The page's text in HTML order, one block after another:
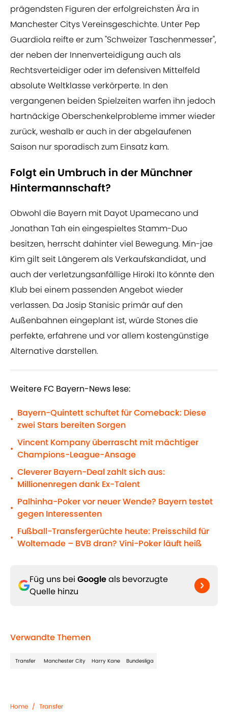
prägendsten Figuren der erfolgreichsten Ära in
Manchester Citys Vereinsgeschichte. Unter Pep
Guardiola reifte er zum "Schweizer Taschenmesser",
der neben der Innenverteidigung auch als
Rechtsverteidiger oder im defensiven Mittelfeld
absolute Weltklasse verkörperte. In den
vergangenen beiden Spielzeiten warfen ihn jedoch
hartnäckige Oberschenkelprobleme immer wieder
zurück, weshalb er auch in der abgelaufenen
Saison nur sporadisch zum Einsatz kam.
Folgt ein Umbruch in der Münchner
Hintermannschaft?
Obwohl die Bayern mit Dayot Upamecano und
Jonathan Tah ein eingespieltes Stamm-Duo
besitzen, herrscht dahinter viel Bewegung. Min-jae
Kim gilt seit Längerem als Verkaufskandidat, und
auch der verletzungsanfällige Hiroki Ito könnte den
Klub bei einem passenden Angebot wieder
verlassen. Da Josip Stanisic primär auf den
Außenbahnen eingeplant ist, würde Stones die
perfekte, erfahrene und vor allem kostengünstige
Alternative darstellen.
Weitere FC Bayern-News lese:
•
Bayern-Quintett schuftet für Comeback: Diese
zwei Stars bereiten Sorgen
•
Vincent Kompany überrascht mit mächtiger
Champions-League-Ansage
•
Cleverer Bayern-Deal zahlt sich aus:
Millionenregen dank Ex-Talent
•
Palhinha-Poker vor neuer Wende? Bayern testet
gegen Interessenten
•
Fußball-Transfergerüchte heute: Preisschild für
Woltemade – BVB dran? Vini-Poker läuft heiß
Füg uns bei Googleals bevorzugte
Quelle hinzu
Verwandte Themen
Transfer Manchester City Harry Kane Bundesliga
Home / Transfer